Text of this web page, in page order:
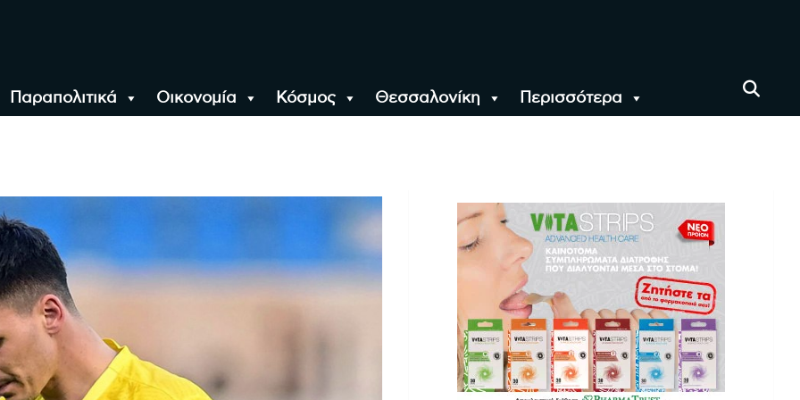
Παραπολιτικά Οικονομία Κόσμος Θεσσαλονίκη Περισσότερα